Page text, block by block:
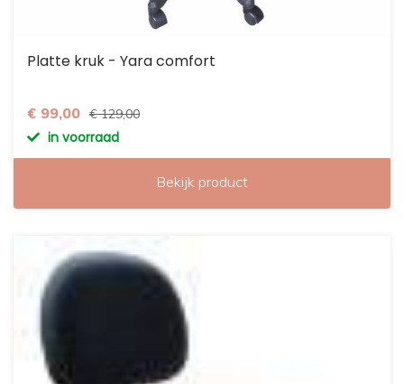
Platte kruk - Yara comfort
€ 99,00 € 129,00
in voorraad
Bekijk product